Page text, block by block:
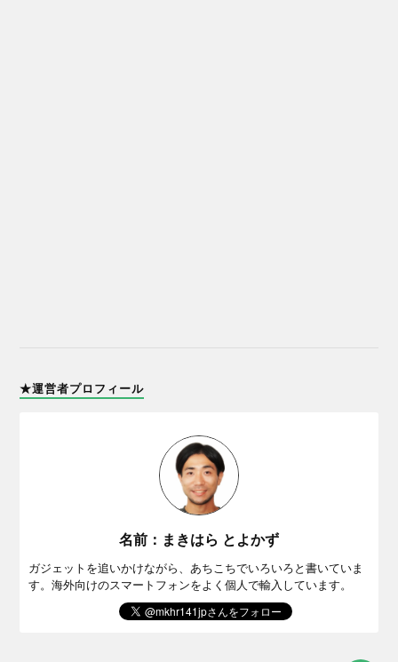
★運営者プロフィール
名前：まきはら とよかず
ガジェットを追いかけながら、あちこちでいろいろと書いていま
す。海外向けのスマートフォンをよく個人で輸入しています。